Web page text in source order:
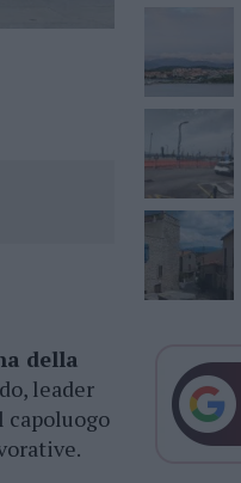
della
leader
capoluogo